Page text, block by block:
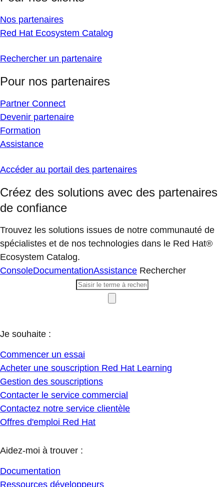
Nos partenaires
Red Hat Ecosystem Catalog
Rechercher un partenaire
Pour nos partenaires
Partner Connect
Devenir partenaire
Formation
Assistance
Accéder au portail des partenaires
Créez des solutions avec des partenaires
de confiance
Trouvez les solutions issues de notre communauté de
spécialistes et de nos technologies dans le Red Hat®
Ecosystem Catalog.
ConsoleDocumentationAssistance Rechercher
Je souhaite :
Commencer un essai
Acheter une souscription Red Hat Learning
Gestion des souscriptions
Contacter le service commercial
Contactez notre service clientèle
Offres d'emploi Red Hat
Aidez-moi à trouver :
Documentation
Ressources développeurs